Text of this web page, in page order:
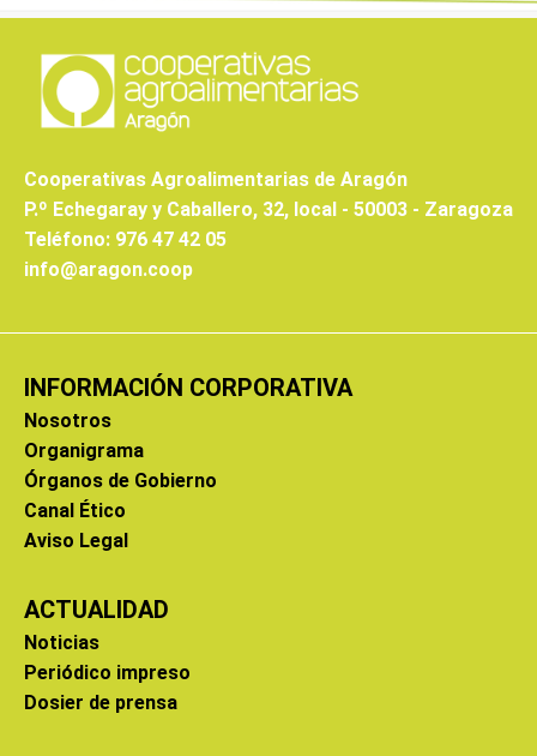
Cooperativas Agroalimentarias de Aragón
P.º Echegaray y Caballero, 32, local - 50003 - Zaragoza
Teléfono: 976 47 42 05
info@aragon.coop
INFORMACIÓN CORPORATIVA
Nosotros
Organigrama
Órganos de Gobierno
Canal Ético
Aviso Legal
ACTUALIDAD
Noticias
Periódico impreso
Dosier de prensa